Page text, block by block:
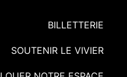
BILLETTERIE
SOUTENIR LE VIVIER